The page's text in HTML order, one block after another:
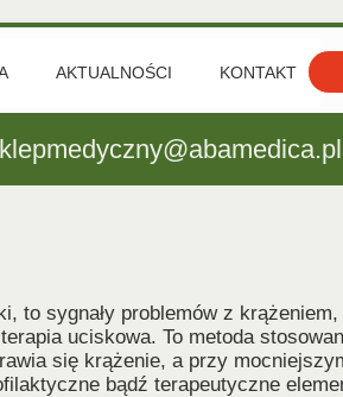
STAWÓW
AKTUALNOŚCI KONTAKT
to sygnały problemów z krążeniem,
uciskowa. To metoda
się krążenie, a przy
bądź terapeutyczne